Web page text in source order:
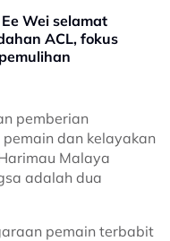
Wei selamat
ACL, fokus
pemberian
dan kelayakan
Malaya
adalah dua
pemain terbabit